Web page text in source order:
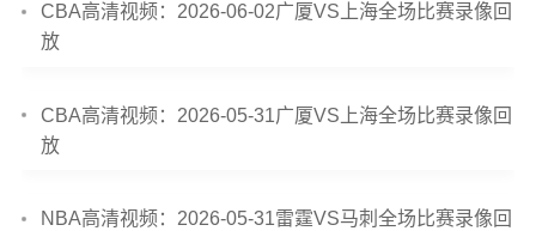
CBA高清视频：2026-06-02广厦VS上海全场比赛录像回
放
CBA高清视频：2026-05-31广厦VS上海全场比赛录像回
放
NBA高清视频：2026-05-31雷霆VS马刺全场比赛录像回